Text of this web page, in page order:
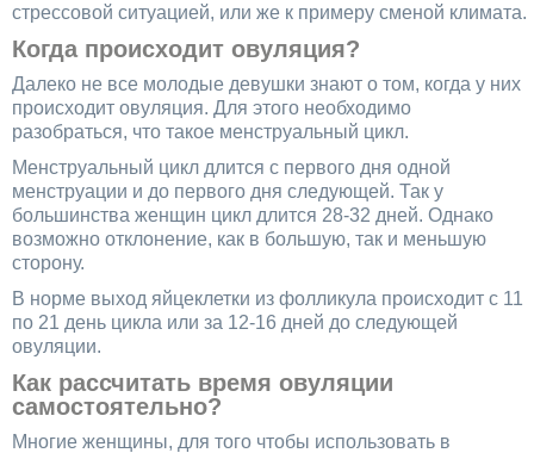
стрессовой ситуацией, или же к примеру сменой климата.
Когда происходит овуляция?
Далеко не все молодые девушки знают о том, когда у них
происходит овуляция. Для этого необходимо
разобраться, что такое менструальный цикл.
Менструальный цикл длится с первого дня одной
менструации и до первого дня следующей. Так у
большинства женщин цикл длится 28-32 дней. Однако
возможно отклонение, как в большую, так и меньшую
сторону.
В норме выход яйцеклетки из фолликула происходит с 11
по 21 день цикла или за 12-16 дней до следующей
овуляции.
Как рассчитать время овуляции
самостоятельно?
Многие женщины, для того чтобы использовать в